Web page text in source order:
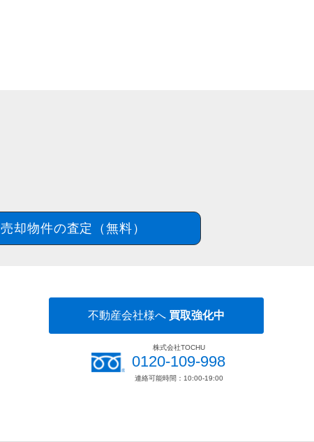
売却物件の査定（無料）
不動産会社様へ 買取強化中
株式会社TOCHU
0120-109-998
連絡可能時間：10:00-19:00